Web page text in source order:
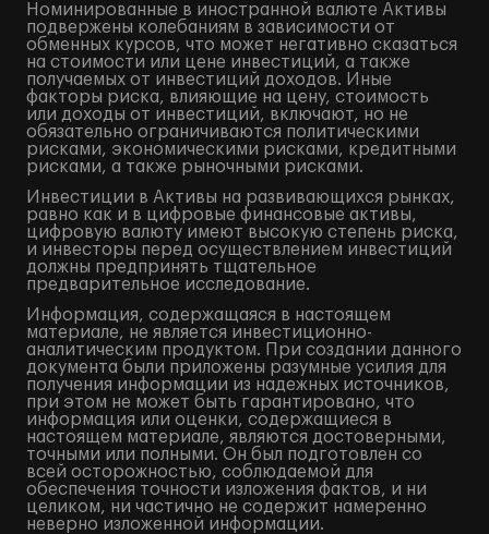
Номинированные в иностранной валюте Активы
подвержены колебаниям в зависимости от
обменных курсов, что может негативно сказаться
на стоимости или цене инвестиций, а также
получаемых от инвестиций доходов. Иные
факторы риска, влияющие на цену, стоимость
или доходы от инвестиций, включают, но не
обязательно ограничиваются политическими
рисками, экономическими рисками, кредитными
рисками, а также рыночными рисками.
Инвестиции в Активы на развивающихся рынках,
равно как и в цифровые финансовые активы,
цифровую валюту имеют высокую степень риска,
и инвесторы перед осуществлением инвестиций
должны предпринять тщательное
предварительное исследование.
Информация, содержащаяся в настоящем
материале, не является инвестиционно-
аналитическим продуктом. При создании данного
документа были приложены разумные усилия для
получения информации из надежных источников,
при этом не может быть гарантировано, что
информация или оценки, содержащиеся в
настоящем материале, являются достоверными,
точными или полными. Он был подготовлен со
всей осторожностью, соблюдаемой для
обеспечения точности изложения фактов, и ни
целиком, ни частично не содержит намеренно
неверно изложенной информации.